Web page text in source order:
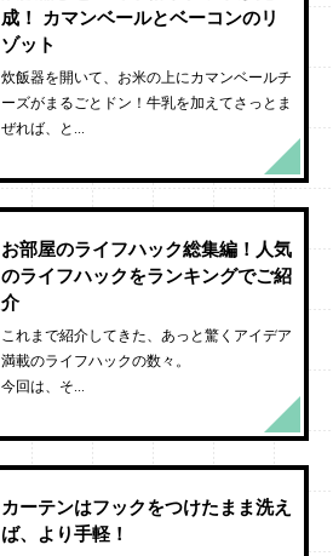
成！ カマンベールとベーコンのリ
ゾット
炊飯器を開いて、お米の上にカマンベールチ
ーズがまるごとドン！牛乳を加えてさっとま
ぜれば、と...
お部屋のライフハック総集編！人気
のライフハックをランキングでご紹
介
これまで紹介してきた、あっと驚くアイデア
満載のライフハックの数々。
今回は、そ...
カーテンはフックをつけたまま洗え
ば、より手軽！